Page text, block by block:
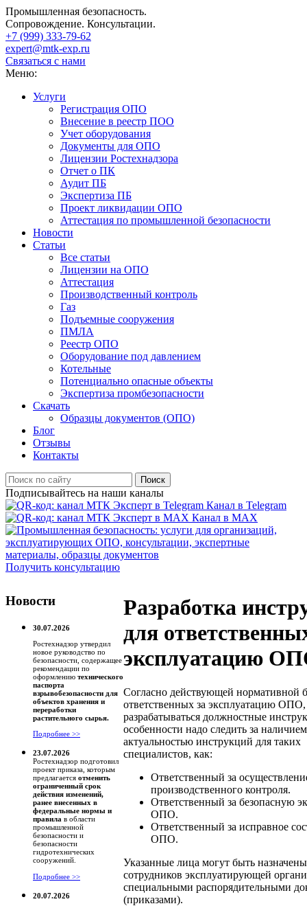
Промышленная безопасность.
Сопровождение. Консультации.
+7 (999) 333-79-62
expert@mtk-exp.ru
Связаться с нами
Меню:
Услуги
Регистрация ОПО
Внесение в реестр ПОО
Учет оборудования
Документы для ОПО
Лицензии Ростехнадзора
Отчет о ПК
Аудит ПБ
Экспертиза ПБ
Проект ликвидации ОПО
Аттестация по промышленной безопасности
Новости
Статьи
Все статьи
Лицензии на ОПО
Аттестация
Производственный контроль
Газ
Подъемные сооружения
ПМЛА
Реестр ОПО
Оборудование под давлением
Котельные
Потенциально опасные объекты
Экспертиза промбезопасности
Скачать
Образцы документов (ОПО)
Блог
Отзывы
Контакты
Поиск
Подписывайтесь на наши каналы
Канал в Telegram
Канал в MAX
Получить консультацию
Новости
30.07.2026
Ростехнадзор утвердил
новое руководство по
безопасности, содержащее
рекомендации по
оформлению технического
паспорта
взрывобезопасности для
объектов хранения и
переработки
растительного сырья.
Подробнее >>
23.07.2026
Ростехнадзор подготовил
проект приказа, которым
предлагается отменить
ограниченный срок
действия изменений,
ранее внесенных в
федеральные нормы и
правила в области
промышленной
безопасности и
безопасности
гидротехнических
сооружений.
Подробнее >>
20.07.2026
Разработка
для
эксплуатацию
Согласно действующей нормативной
ответственных за эксплуатацию
разрабатываться должностные
особенности надо следить за
актуальностью инструкций для таких
специалистов, как:
Ответственный за
производственного контроля.
Ответственный за безопасную
ОПО.
Ответственный за исправное
ОПО.
Указанные лица могут быть
сотрудников эксплуатирующей
специальными распорядительными
(приказами).